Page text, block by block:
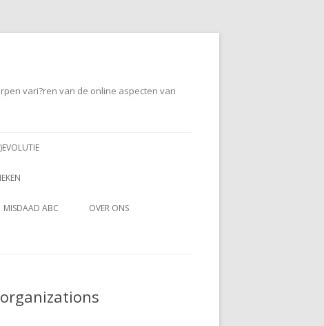
vari?ren van de online aspecten van
MISDAAD ABC OVER ONS